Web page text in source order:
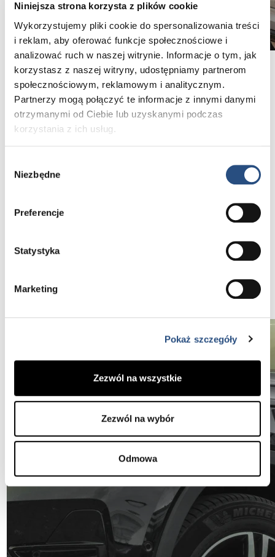
Niniejsza strona korzysta z plików cookie
Wykorzystujemy pliki cookie do spersonalizowania treści
i reklam, aby oferować funkcje społecznościowe i
analizować ruch w naszej witrynie. Informacje o tym, jak
korzystasz z naszej witryny, udostępniamy partnerom
społecznościowym, reklamowym i analitycznym.
Partnerzy mogą połączyć te informacje z innymi danymi
otrzymanymi od Ciebie lub uzyskanymi podczas
korzystania z ich usług.
zgody
Niezbędne
Preferencje
Statystyka
Marketing
Pokaż szczegóły
Zezwól na wszystkie
Zezwól na wybór
Odmowa
Początek nowego etapu
Samochody demonstracyjne i funkcyjne pełnią
w salonie bardzo konkretną rolę - prezentują
możliwości Volvo, wspierają jazdy testowe oraz
Po określonym czasie są zastępowane nowszymi
egzemplarzami, aby zawsze pokazywać aktualną
ofertę marki, najnowsze technologie i najwyższy
Dzięki temu trafiają do klientów jako samochody
Skontaktuj się z nami